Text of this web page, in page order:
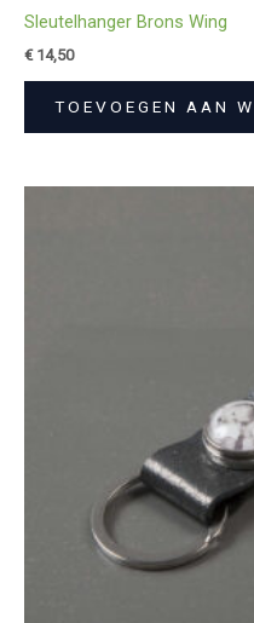
Sleutelhanger Brons Wing
€14,50
TOEVOEGEN AAN